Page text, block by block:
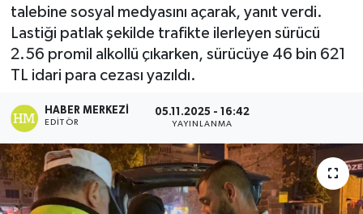
talebine sosyal medyasını açarak, yanıt verdi.
Lastiği patlak şekilde trafikte ilerleyen sürücü
2.56 promil alkollü çıkarken, sürücüye 46 bin 621
TL idari para cezası yazıldı.
HABER MERKEZI
EDITÖR
05.11.2025 - 16:42
YAYINLANMA
Spor
Magazin
Medya
Sağlık
Son Dakika Haberleri
Haber Arşivi